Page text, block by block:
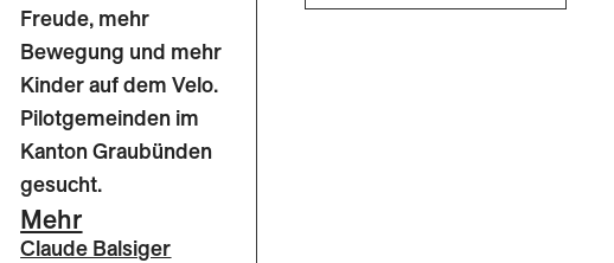
Freude, mehr
Bewegung und mehr
Kinder auf dem Velo.
Pilotgemeinden im
Kanton Graubünden
gesucht.
Mehr
Claude Balsiger